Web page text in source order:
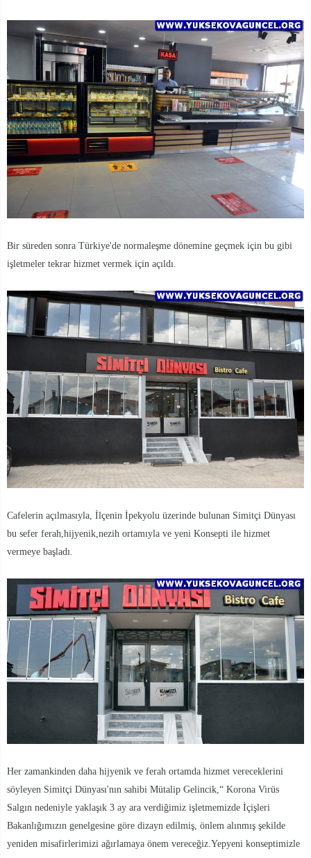
Bir süreden sonra Türkiye'de normaleşme dönemine geçmek için bu gibi
işletmeler tekrar hizmet vermek için açıldı.
Cafelerin açılmasıyla, İlçenin İpekyolu üzerinde bulunan Simitçi Dünyası
bu sefer ferah,hijyenik,nezih ortamıyla ve yeni Konsepti ile hizmet
vermeye başladı.
Her zamankinden daha hijyenik ve ferah ortamda hizmet vereceklerini
söyleyen Simitçi Dünyası'nın sahibi Mütalip Gelincik,“ Korona Virüs
Salgın nedeniyle yaklaşık 3 ay ara verdiğimiz işletmemizde İçişleri
Bakanlığımızın genelgesine göre dizayn edilmiş, önlem alınmış şekilde
yeniden misafirlerimizi ağırlamaya önem vereceğiz.Yepyeni konseptimizle